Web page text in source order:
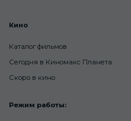
Кино
Каталог фильмов
Сегодня в Киномакс Планета
Скоро в кино
Режим работы: